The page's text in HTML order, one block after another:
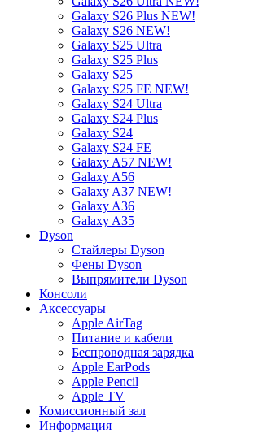
Galaxy S26 Plus NEW!
Galaxy S26 NEW!
Galaxy S25 Ultra
Galaxy S25 Plus
Galaxy S25
Galaxy S25 FE NEW!
Galaxy S24 Ultra
Galaxy S24 Plus
Galaxy S24
Galaxy S24 FE
Galaxy A57 NEW!
Galaxy A56
Galaxy A37 NEW!
Galaxy A36
Galaxy A35
Dyson
Стайлеры Dyson
Фены Dyson
Выпрямители Dyson
Консоли
Аксессуары
Apple AirTag
Питание и кабели
Беспроводная зарядка
Apple EarPods
Apple Pencil
Apple TV
Комиссионный зал
Информация